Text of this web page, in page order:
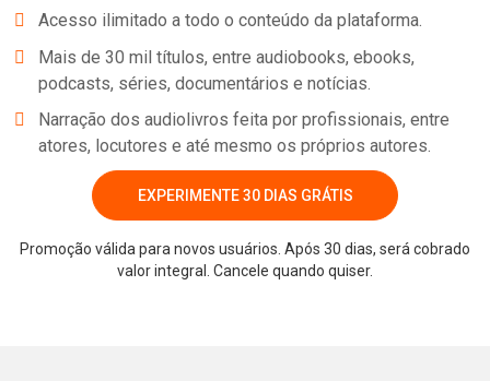
Acesso ilimitado a todo o conteúdo da plataforma.
Mais de 30 mil títulos, entre audiobooks, ebooks,
podcasts, séries, documentários e notícias.
Narração dos audiolivros feita por profissionais, entre
atores, locutores e até mesmo os próprios autores.
EXPERIMENTE 30 DIAS GRÁTIS
Promoção válida para novos usuários. Após 30 dias, será cobrado
valor integral. Cancele quando quiser.